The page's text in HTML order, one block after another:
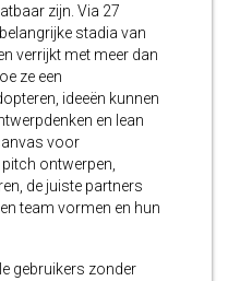
zijn. Via 27
stadia van
verrijkt met meer dan
ze een
ideeën kunnen
en lean
voor
ontwerpen,
de juiste partners
team vormen en hun
gebruikers zonder